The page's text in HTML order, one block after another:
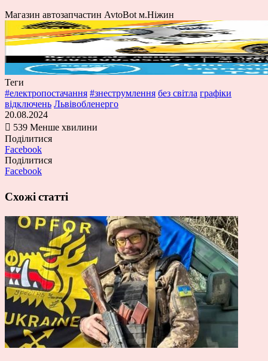
Магазин автозапчастин AvtoBot м.Ніжин
Теги
#електропостачання #знеструмлення без світла графіки
відключень Львівобленерго
20.08.2024
539 Менше хвилини
Поділитися
Facebook
Поділитися
Facebook
Схожі статті